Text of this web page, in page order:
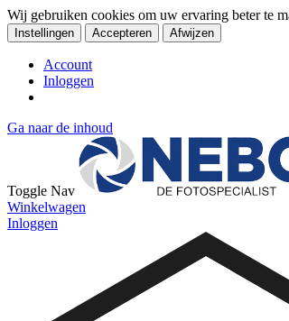
Wij gebruiken cookies om uw ervaring beter te
Instellingen Accepteren Afwijzen
Account
Inloggen
Ga naar de inhoud
Toggle Nav
Winkelwagen
Inloggen